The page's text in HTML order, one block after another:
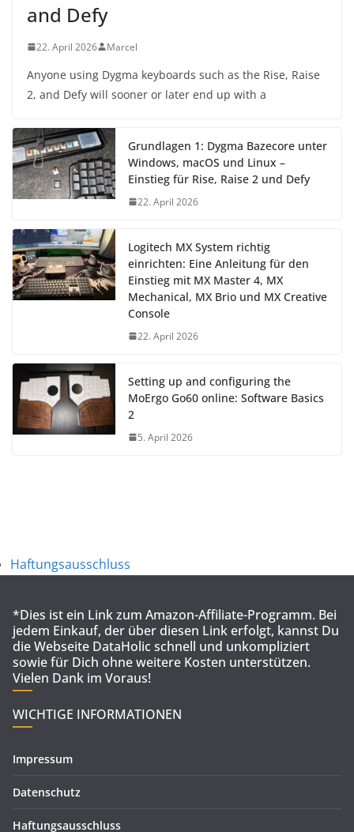
and Defy
22. April 2026 Marcel
Anyone using Dygma keyboards such as the Rise, Raise
2, and Defy will sooner or later end up with a
Grundlagen 1: Dygma Bazecore unter
Windows, macOS und Linux –
Einstieg für Rise, Raise 2 und Defy
22. April 2026
Logitech MX System richtig
einrichten: Eine Anleitung für den
Einstieg mit MX Master 4, MX
Mechanical, MX Brio und MX Creative
Console
22. April 2026
Setting up and configuring the
MoErgo Go60 online: Software Basics
2
5. April 2026
Haftungsausschluss
*Dies ist ein Link zum Amazon-Affiliate-Programm. Bei
jedem Einkauf, der über diesen Link erfolgt, kannst Du
die Webseite DataHolic schnell und unkompliziert
sowie für Dich ohne weitere Kosten unterstützen.
Vielen Dank im Voraus!
WICHTIGE INFORMATIONEN
Impressum
Datenschutz
Haftungsausschluss